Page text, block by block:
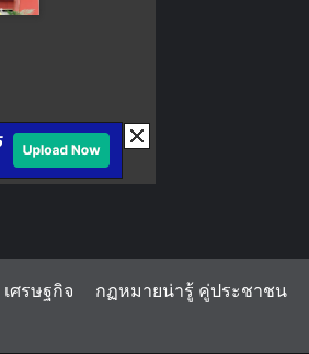
เศรษฐกิจ กฏหมายน่ารู้ คู่ประชาชน